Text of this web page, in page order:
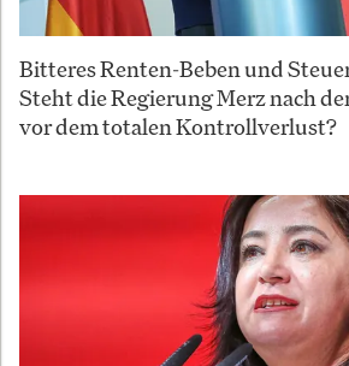
Bitteres Renten-Beben und
Steht die Regierung Merz nach
vor dem totalen Kontrollverlust?